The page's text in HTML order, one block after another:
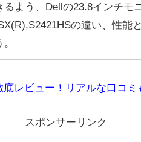
よう、Dellの23.8インチモ
の違い、性能
底レビュー！リアルな口コミ
スポンサーリンク